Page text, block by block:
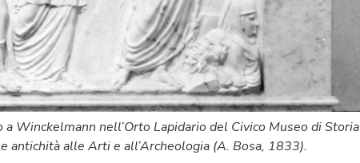
Winckelmann nell’Orto Lapidario del Civico Museo di Storia
alle Arti e all’Archeologia (A. Bosa, 1833).